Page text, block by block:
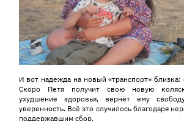
И вот надежда на новый «транспорт»
Скоро Петя получит свою новую
ухудшение здоровья, вернёт ему
уверенность. Всё это случилось благодаря
поддержавшим сбор.